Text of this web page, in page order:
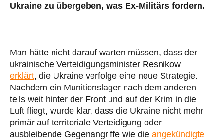
Ukraine zu übergeben, was Ex-Militärs fordern.
Man hätte nicht darauf warten müssen, dass der
ukrainische Verteidigungsminister Resnikow
erklärt, die Ukraine verfolge eine neue Strategie.
Nachdem ein Munitionslager nach dem anderen
teils weit hinter der Front und auf der Krim in die
Luft fliegt, wurde klar, dass die Ukraine nicht mehr
primär auf territoriale Verteidigung oder
ausbleibende Gegenangriffe wie die angekündigte